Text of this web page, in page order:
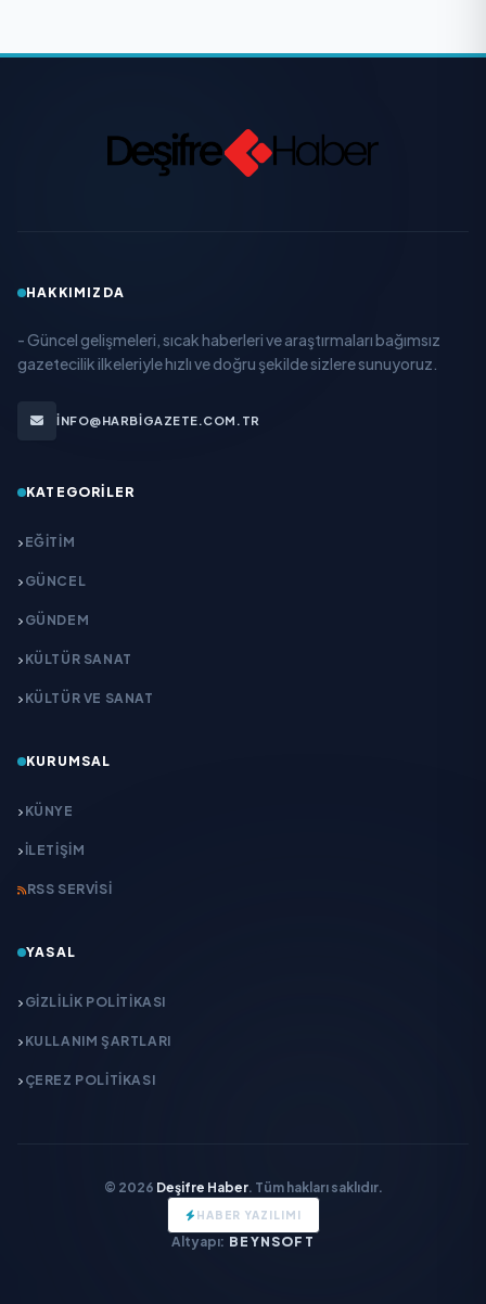
HAKKIMIZDA
- Güncel gelişmeleri, sıcak haberleri ve araştırmaları bağımsız
gazetecilik ilkeleriyle hızlı ve doğru şekilde sizlere sunuyoruz.
INFO@HARBIGAZETE.COM.TR
KATEGORILER
EĞITIM
GÜNCEL
GÜNDEM
KÜLTÜR SANAT
KÜLTÜR VE SANAT
KURUMSAL
KÜNYE
İLETIŞIM
RSS SERVISI
YASAL
GIZLILIK POLITIKASI
KULLANIM ŞARTLARI
ÇEREZ POLITIKASI
© 2026 Deşifre Haber. Tüm hakları saklıdır.
HABER YAZILIMI
Altyapı: BEYNSOFT